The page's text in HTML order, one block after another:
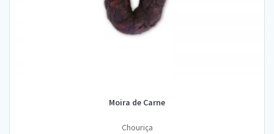
Moira de Carne
Chouriça